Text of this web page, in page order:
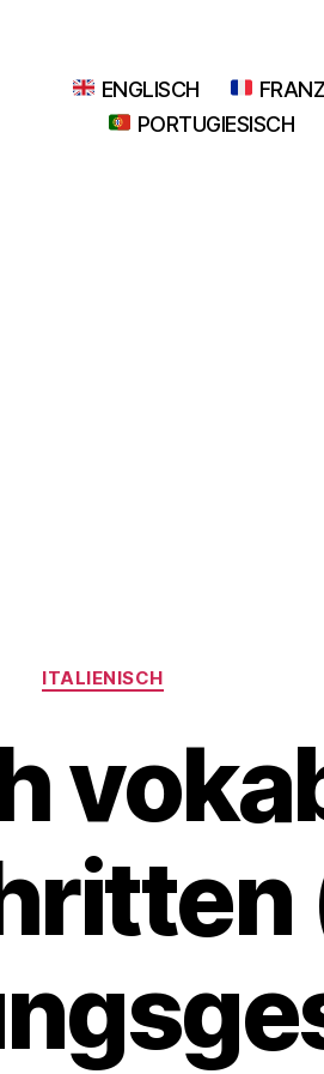
ENGLISCH
PORTUGIESISCH
Categories
ITALIENISCH